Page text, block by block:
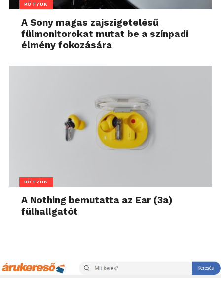
KÜTYÜK
A Sony magas zajszigetelésű
fülmonitorokat mutat be a színpadi
élmény fokozására
KÜTYÜK
A Nothing bemutatta az Ear (3a)
fülhallgatót